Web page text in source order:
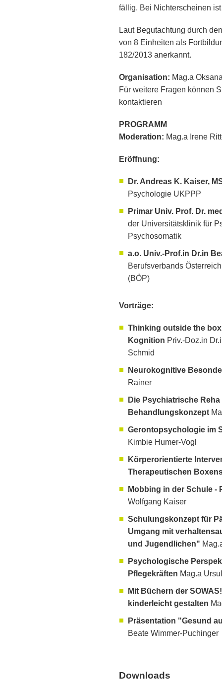
fällig. Bei Nichterscheinen
Laut Begutachtung durch
von 8 Einheiten als
182/2013 anerkannt.
Organisation: Mag.a
Für weitere Fragen können
kontaktieren
PROGRAMM
Moderation: Mag.a Irene
Eröffnung:
Dr. Andreas K. Kaiser,
Psychologie UKPPP
Primar Univ. Prof. Dr.
der Universitätsklinik für
Psychosomatik
a.o. Univ.-Prof.in Dr.in
Berufsverbands
(BÖP)
Vorträge:
Thinking outside the
Kognition Priv.-Doz.in
Schmid
Neurokognitive
Rainer
Die Psychiatrische
Behandlungskonzept
Gerontopsychologie im
Kimbie Humer-Vogl
Körperorientierte
Therapeutischen
Mobbing in der Schule -
Wolfgang Kaiser
Schulungskonzept für
Umgang mit
und Jugendlichen"
Psychologische
Pflegekräften Mag.a
Mit Büchern der
kinderleicht gestalten
Präsentation "Gesund
Beate Wimmer-Puchinger
Downloads